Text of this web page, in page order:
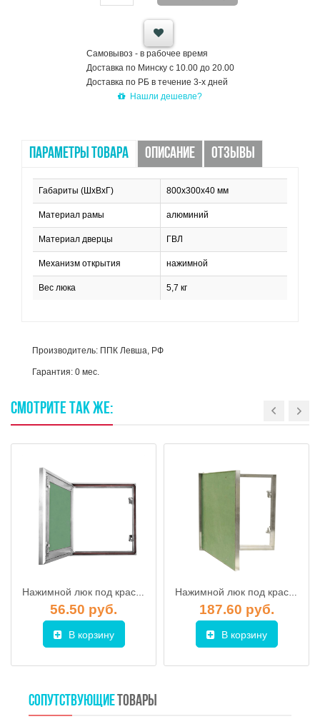
Самовывоз - в рабочее время
Доставка по Минску с 10.00 до 20.00
Доставка по РБ в течение 3-х дней
Нашли дешевле?
ПАРАМЕТРЫ ТОВАРА ОПИСАНИЕ ОТЗЫВЫ
Габариты (ШхВхГ) 800х300х40 мм
Материал рамы алюминий
Материал дверцы ГВЛ
Механизм открытия нажимной
Вес люка 5,7 кг
Производитель: ППК Левша, РФ
Гарантия: 0 мес.
СМОТРИТЕ ТАКЖЕ:
Нажимной люк под краску Пилот 25х25
56.50 руб.
В корзину
Нажимной люк под краску Короб 60х120
187.60 руб.
В корзину
СОПУТСТВУЮЩИЕ ТОВАРЫ